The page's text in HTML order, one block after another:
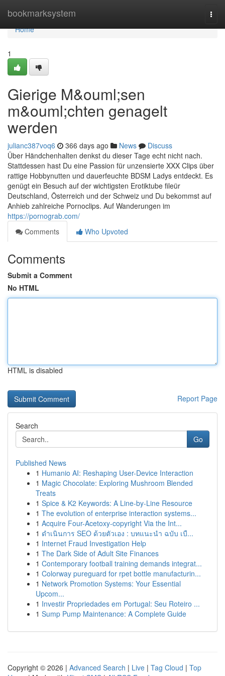
bookmarksystem
Home
Home
1
Gierige M&ouml;sen
m&ouml;chten genagelt
werden
julianc387voq6 366 days ago News
Discuss
Über Händchenhalten denkst du dieser Tage echt nicht nach.
Stattdessen hast Du eine Passion für unzensierte XXX Clips über
rattige Hobbynutten und dauerfeuchte BDSM Ladys entdeckt. Es
genügt ein Besuch auf der wichtigsten Erotiktube fileür
Deutschland, Österreich und der Schweiz und Du bekommst auf
Anhieb zahlreiche Pornoclips. Auf Wanderungen im
https://pornograb.com/
Comments
Who Upvoted
Comments
Submit a Comment
No HTML
HTML is disabled
Report Page
Search
Go
Published News
1 Humanio AI: Reshaping User-Device Interaction
1 Magic Chocolate: Exploring Mushroom Blended
Treats
1 Spice & K2 Keywords: A Line-by-Line Resource
1 The evolution of enterprise interaction systems...
1 Acquire Four-Acetoxy-copyright Via the Int...
1 ดำเนินการ SEO ด้วยตัวเอง : บทแนะนำ ฉบับ เบื...
1 Internet Fraud Investigation Help
1 The Dark Side of Adult Site Finances
1 Contemporary football training demands integrat...
1 Colorway pureguard for rpet bottle manufacturin...
1 Network Promotion Systems: Your Essential
Upcom...
1 Investir Propriedades em Portugal: Seu Roteiro ...
1 Sump Pump Maintenance: A Complete Guide
Copyright © 2026 | Advanced Search | Live | Tag Cloud | Top